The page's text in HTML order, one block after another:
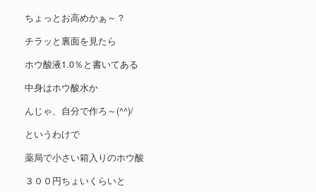
ちょっとお高めかぁ～？
チラッと裏面を見たら
ホウ酸液1.0％と書いてある
中身はホウ酸水か
んじゃ、自分で作ろ～(^^)/
というわけで
薬局で小さい箱入りのホウ酸
３００円ちょいくらいと